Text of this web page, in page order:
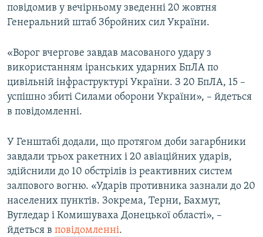
Усі сайти RFE/RL
повідомив у вечірньому зведенні 20 жовтня
Генеральний штаб Збройних сил України.
«Ворог вчергове завдав масованого удару з
використанням іранських ударних БпЛА по
цивільній інфраструктурі України. З 20 БпЛА, 15 –
успішно збиті Силами оборони України», – йдеться
в повідомленні.
У Генштабі додали, що протягом доби загарбники
завдали трьох ракетних і 20 авіаційних ударів,
здійснили до 10 обстрілів із реактивних систем
залпового вогню. «Ударів противника зазнали до 20
населених пунктів. Зокрема, Терни, Бахмут,
Вугледар і Комишуваха Донецької області», –
йдеться в повідомленні.